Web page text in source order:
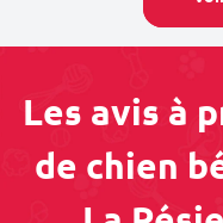
Les avis à
de chien